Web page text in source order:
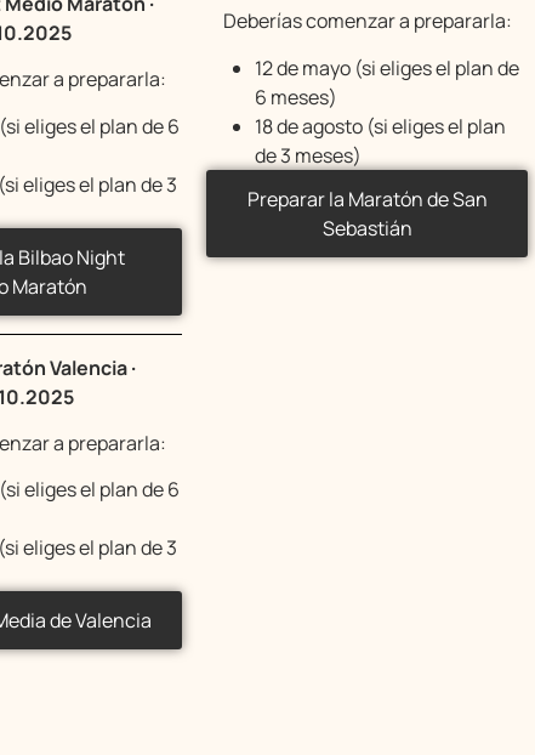
a prepararla:
eliges el plan de 6
eliges el plan de 3
Bilbao Night
Maratón
Valencia ·
a prepararla:
eliges el plan de 6
eliges el plan de 3
de Valencia
Deberías comenzar a prepararla:
12 de mayo (si eliges el plan de
6 meses)
18 de agosto (si eliges el plan
de 3 meses)
Preparar la Maratón de San
Sebastián